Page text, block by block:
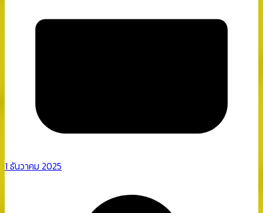
1 ธันวาคม 2025